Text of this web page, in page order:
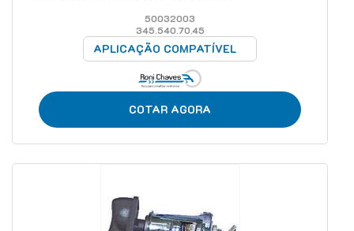
50032003
345.540.70.45
APLICAÇÃO COMPATÍVEL
COTAR AGORA